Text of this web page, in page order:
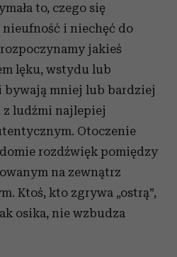
to, czego się
i niechęć do
jakieś
lęku, wstydu lub
mniej lub bardziej
z ludźmi najlepiej
Otoczenie
rozdźwięk pomiędzy
na zewnątrz
Ktoś, kto zgrywa „ostrą”,
osika, nie wzbudza